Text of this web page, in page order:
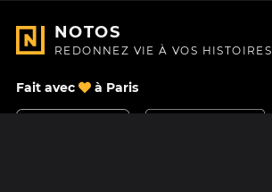
NOTOS
REDONNEZ VIE À VOS HISTOIRES
Fait avec à Paris